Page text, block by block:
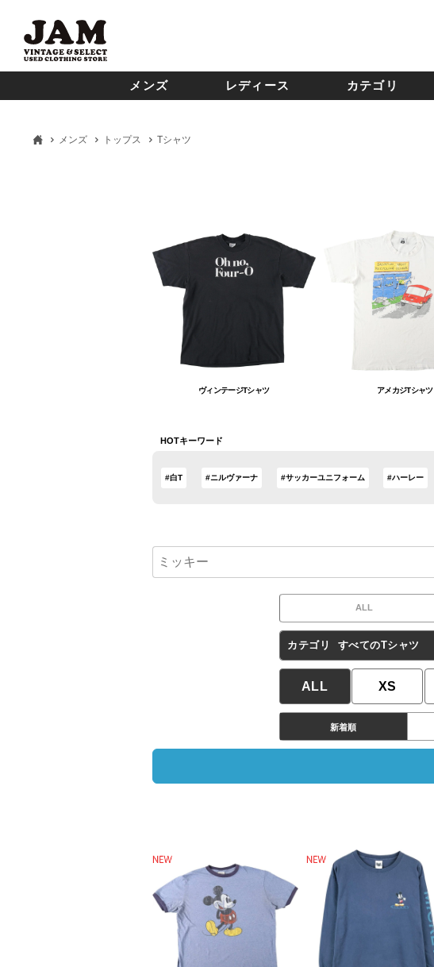
メンズ レディース カテゴリ
メンズ トップス Tシャツ
ヴィンテージTシャツ アメカジTシャツ
HOTキーワード
#白T #ニルヴァーナ #サッカーユニフォーム #ハーレー
ALL
カテゴリ すべてのTシャツ
ALL XS
新着順